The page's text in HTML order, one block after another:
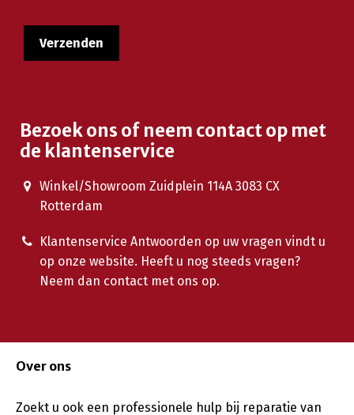
Bezoek ons of neem contact op met
de klantenservice
Winkel/Showroom Zuidplein 114A 3083 CX
Rotterdam
Klantenservice Antwoorden op uw vragen vindt u
op onze website. Heeft u nog steeds vragen?
Neem dan contact met ons op.
Over ons
Zoekt u ook een professionele hulp bij reparatie van